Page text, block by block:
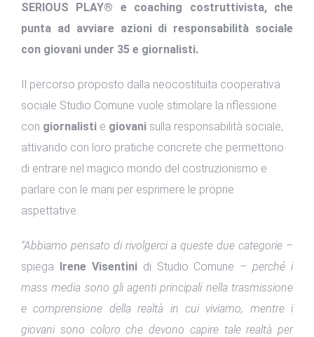
SERIOUS PLAY® e coaching costruttivista, che
punta ad avviare azioni di responsabilità sociale
con giovani under 35 e giornalisti.
Il percorso proposto dalla neocostituita cooperativa
sociale Studio Comune vuole stimolare la riflessione
con giornalisti e giovani sulla responsabilità sociale,
attivando con loro pratiche concrete che permettono
di entrare nel magico mondo del costruzionismo e
parlare con le mani per esprimere le proprie
aspettative.
“Abbiamo pensato di rivolgerci a queste due categorie –
spiega Irene Visentinidi Studio Comune –perché i
mass media sono gli agenti principali nella trasmissione
e comprensione della realtà in cui viviamo, mentre i
giovani sono coloro che devono capire tale realtà per